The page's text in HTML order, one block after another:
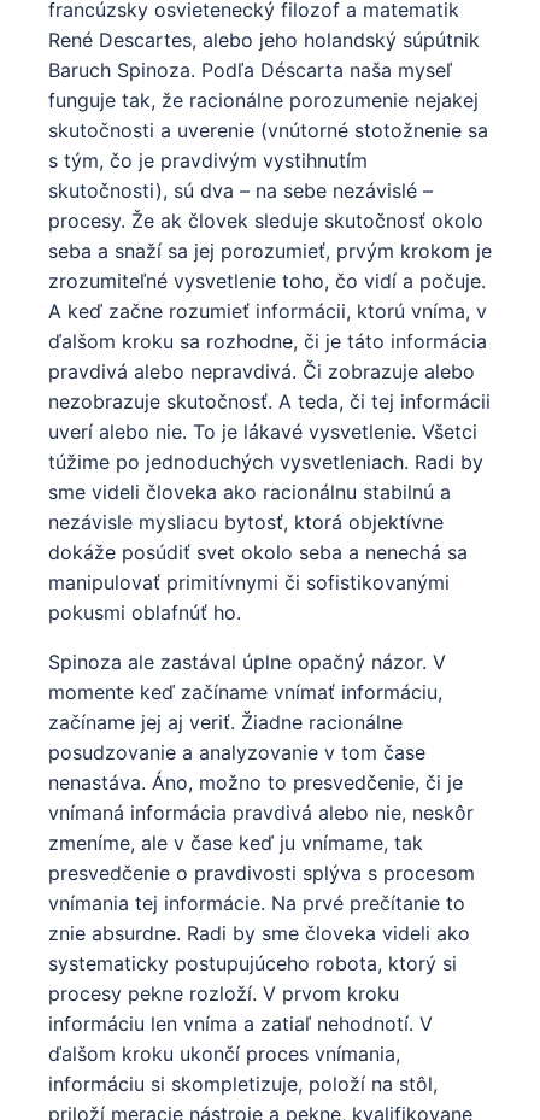
francúzsky osvietenecký filozof a matematik
René Descartes, alebo jeho holandský súpútnik
Baruch Spinoza. Podľa Déscarta naša myseľ
funguje tak, že racionálne porozumenie nejakej
skutočnosti a uverenie (vnútorné stotožnenie sa
s tým, čo je pravdivým vystihnutím
skutočnosti), sú dva – na sebe nezávislé –
procesy. Že ak človek sleduje skutočnosť okolo
seba a snaží sa jej porozumieť, prvým krokom je
zrozumiteľné vysvetlenie toho, čo vidí a počuje.
A keď začne rozumieť informácii, ktorú vníma, v
ďalšom kroku sa rozhodne, či je táto informácia
pravdivá alebo nepravdivá. Či zobrazuje alebo
nezobrazuje skutočnosť. A teda, či tej informácii
uverí alebo nie. To je lákavé vysvetlenie. Všetci
túžime po jednoduchých vysvetleniach. Radi by
sme videli človeka ako racionálnu stabilnú a
nezávisle mysliacu bytosť, ktorá objektívne
dokáže posúdiť svet okolo seba a nenechá sa
manipulovať primitívnymi či sofistikovanými
pokusmi oblafnúť ho.
Spinoza ale zastával úplne opačný názor. V
momente keď začíname vnímať informáciu,
začíname jej aj veriť. Žiadne racionálne
posudzovanie a analyzovanie v tom čase
nenastáva. Áno, možno to presvedčenie, či je
vnímaná informácia pravdivá alebo nie, neskôr
zmeníme, ale v čase keď ju vnímame, tak
presvedčenie o pravdivosti splýva s procesom
vnímania tej informácie. Na prvé prečítanie to
znie absurdne. Radi by sme človeka videli ako
systematicky postupujúceho robota, ktorý si
procesy pekne rozloží. V prvom kroku
informáciu len vníma a zatiaľ nehodnotí. V
ďalšom kroku ukončí proces vnímania,
informáciu si skompletizuje, položí na stôl,
priloží meracie nástroje a pekne, kvalifikovane